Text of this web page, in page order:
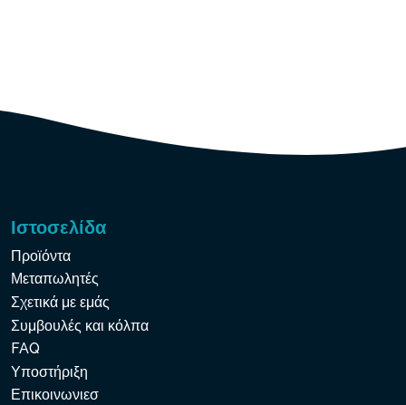
Ιστοσελίδα
Προϊόντα
Μεταπωλητές
Σχετικά με εμάς
Συμβουλές και κόλπα
FAQ
Υποστήριξη
Επικοινωνιεσ